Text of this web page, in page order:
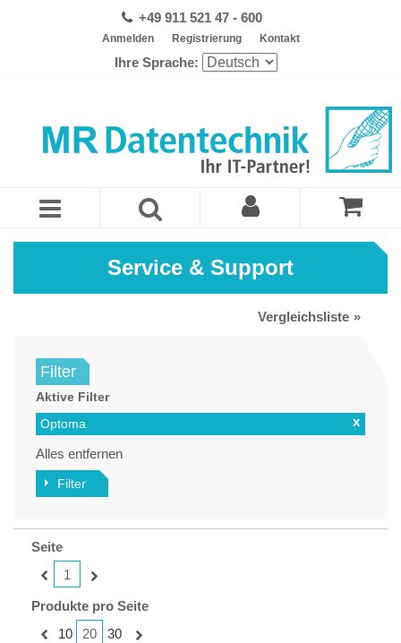
+49 911 521 47 - 600
Anmelden Registrierung Kontakt
Ihre Sprache:
Service & Support
Vergleichsliste
Filter
Aktive Filter
x
Optoma
Alles entfernen
Filter
Seite
1
Produkte pro Seite
10
20 30